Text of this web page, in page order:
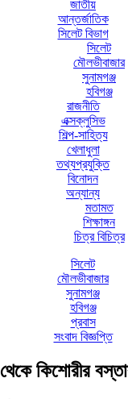
জাতীয়
আন্তর্জাতিক
সিলেট বিভাগ
সিলেট
মৌলভীবাজার
সুনামগঞ্জ
হবিগঞ্জ
রাজনীতি
এক্সক্লুসিভ
শিল্প-সাহিত্য
খেলাধুলা
তথ্যপ্রযুক্তি
বিনোদন
অন্যান্য
মতামত
শিক্ষাঙ্গন
চিত্র বিচিত্র
সিলেট
মৌলভীবাজার
সুনামগঞ্জ
হবিগঞ্জ
প্রবাস
সংবাদ বিজ্ঞপ্তি
থেকে কিশোরীর